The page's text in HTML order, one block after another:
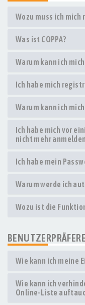
Wozu muss ich
Was ist COPPA?
Warum kann ich
Ich habe mich
Warum kann ich
Ich habe mich vor
nicht mehr
Ich habe mein
Warum werde ich
Wozu ist die
Wie kann ich meine
Wie kann ich
Online-Liste